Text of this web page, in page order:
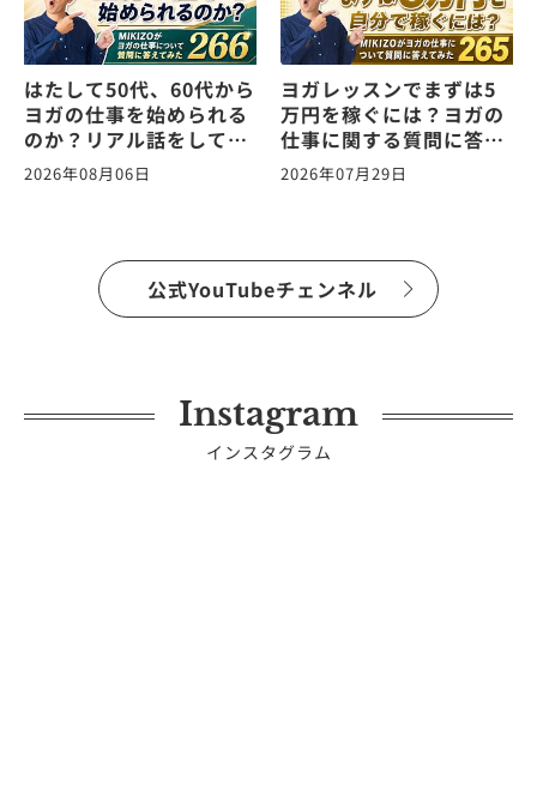
はたして50代、60代から
ヨガの仕事を始められる
のか？リアル話をしてみ
た。ヨガの仕事に関する
質問に答えます！
2026年08月06日
ヨガレッスンでまずは5
万円を稼ぐには？ヨガの
仕事に関する質問に答え
ます！vol.265
2026年07月29日
公式YouTubeチェンネル
Instagram
インスタグラム